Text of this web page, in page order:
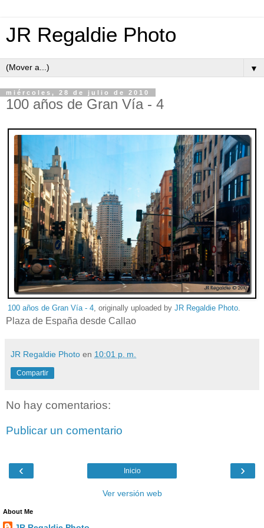
JR Regaldie Photo
▼
miércoles, 28 de julio de 2010
100 años de Gran Vía - 4
100 años de Gran Vía - 4, originally uploaded by JR Regaldie Photo.
Plaza de España desde Callao
JR Regaldie Photo en 10:01 p. m.
Compartir
No hay comentarios:
Publicar un comentario
‹ ›
Inicio
Ver versión web
About Me